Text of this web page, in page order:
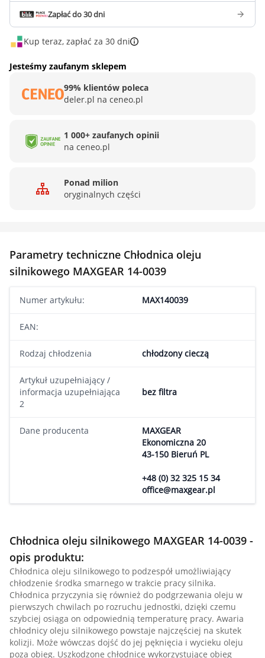
Zapłać do 30 dni
Kup teraz, zapłać za 30 dni
Jesteśmy zaufanym sklepem
99% klientów poleca
deler.pl na ceneo.pl
1 000+ zaufanych opinii
na ceneo.pl
Ponad milion
oryginalnych części
Parametry techniczne Chłodnica oleju
silnikowego MAXGEAR 14-0039
Numer artykułu: MAX140039
EAN:
Rodzaj chłodzenia chłodzony cieczą
Artykuł uzupełniający /
informacja uzupełniająca
2
bez filtra
Dane producenta
MAXGEAR
Ekonomiczna 20
43-150 Bieruń PL
+48 (0) 32 325 15 34
office@maxgear.pl
Chłodnica oleju silnikowego MAXGEAR 14-0039 -
opis produktu:
Chłodnica oleju silnikowego to podzespół umożliwiający
chłodzenie środka smarnego w trakcie pracy silnika.
Chłodnica przyczynia się również do podgrzewania oleju w
pierwszych chwilach po rozruchu jednostki, dzięki czemu
szybciej osiąga on odpowiednią temperaturę pracy. Awaria
chłodnicy oleju silnikowego powstaje najczęściej na skutek
kolizji. Może wówczas dojść do jej pęknięcia i wycieku oleju
poza obieg. Uszkodzone chłodnice wykorzystujące obieg